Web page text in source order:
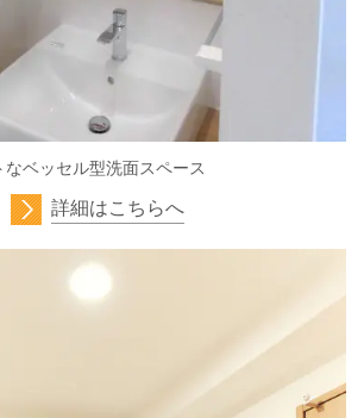
なベッセル型洗面スペース
詳細はこちらへ